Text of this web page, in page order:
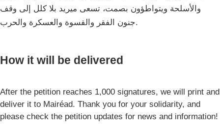
والأسلحة ويتواطؤون بصمت، تسعى ميريد بلا كلل إلى وقف
جنون الفقر والقسوة والعسكرة والحرب.
How it will be delivered
After the petition reaches 1,000 signatures, we will print and
deliver it to Mairéad. Thank you for your solidarity, and
please check the petition updates for news and information!